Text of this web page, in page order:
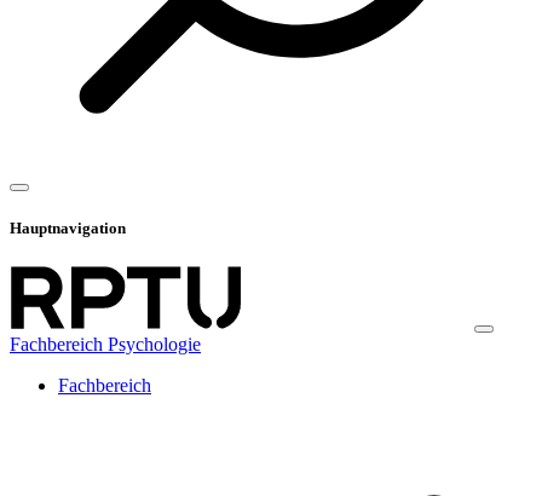
Hauptnavigation
Fachbereich Psychologie
Fachbereich